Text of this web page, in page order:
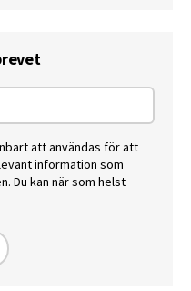
att användas för att
information som
Du kan när som helst